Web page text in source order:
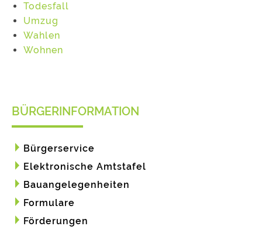
Todesfall
Umzug
Wahlen
Wohnen
BÜRGERINFORMATION
Bürgerservice
Elektronische Amtstafel
Bauangelegenheiten
Formulare
Förderungen